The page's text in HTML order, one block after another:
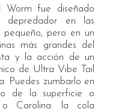
fue diseñado
depredador en las
pequeño, pero en un
más grandes del
y la acción de un
de Ultra Vibe Tail
Puedes zumbarlo en
de la superficie o
Carolina: la cola